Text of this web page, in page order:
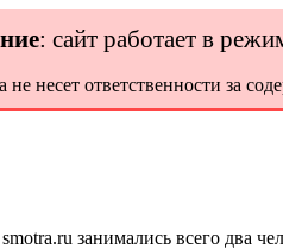
: сайт работает в
не несет ответственности за
занимались всего два